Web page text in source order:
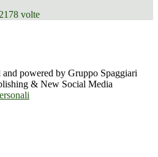
volte
powered by Gruppo Spaggiari
& New Social Media